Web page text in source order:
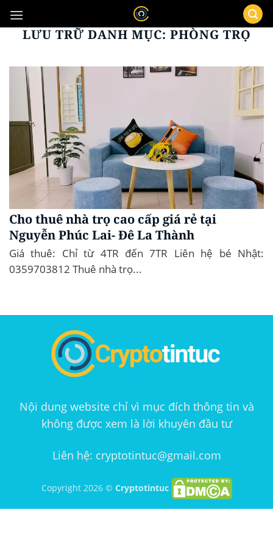
qua
LƯU TRỮ DANH MỤC: PHÒNG TRỌ
Cho thuê nhà trọ cao cấp giá rẻ tại
Nguyễn Phúc Lai- Đê La Thành
Giá thuê: Chỉ từ 4TR đến 7TR Liên hệ bé Nhật:
0359703812 Thuê nhà trọ...
Nội dung website chỉ vì mục đích thông tin và
không được xem là lời khuyên đầu tư
Liên hệ: cryptotintuc@gmail.com
Copyright 2026 © Cryptotintuc